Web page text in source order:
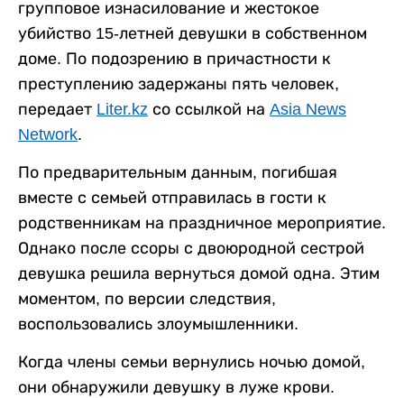
групповое изнасилование и жестокое
убийство 15-летней девушки в собственном
доме. По подозрению в причастности к
преступлению задержаны пять человек,
передает Liter.kz со ссылкой на Asia News
Network.
По предварительным данным, погибшая
вместе с семьей отправилась в гости к
родственникам на праздничное мероприятие.
Однако после ссоры с двоюродной сестрой
девушка решила вернуться домой одна. Этим
моментом, по версии следствия,
воспользовались злоумышленники.
Когда члены семьи вернулись ночью домой,
они обнаружили девушку в луже крови.